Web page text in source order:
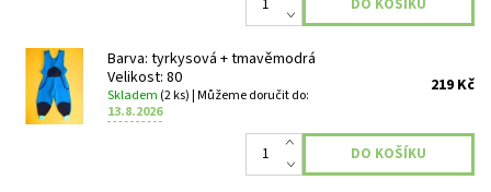
Barva: tyrkysová + tmavěmodrá
Velikost: 80
Skladem (2 ks)| Můžeme doručit do:
13.8.2026
219 Kč